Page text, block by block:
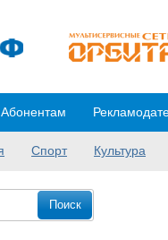
Спорт Культура
Абонентам